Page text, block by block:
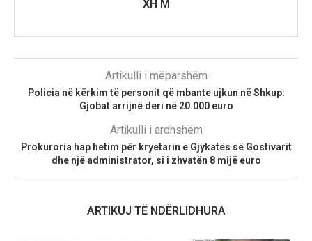
XH M
Artikulli i mëparshëm
Policia në kërkim të personit që mbante ujkun në Shkup:
Gjobat arrijnë deri në 20.000 euro
Artikulli i ardhshëm
Prokuroria hap hetim për kryetarin e Gjykatës së Gostivarit
dhe një administrator, si i zhvatën 8 mijë euro
ARTIKUJ TË NDËRLIDHURA